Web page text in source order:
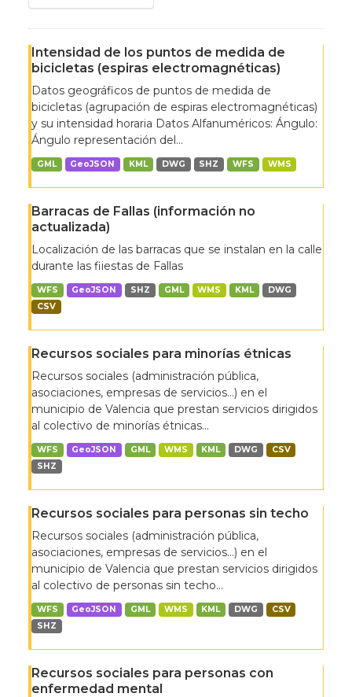
Intensidad de los puntos de medida de
bicicletas (espiras electromagnéticas)
Datos geográficos de puntos de medida de
bicicletas (agrupación de espiras electromagnéticas)
y su intensidad horaria Datos Alfanuméricos: Ángulo:
Ángulo representación del...
GML GeoJSON KML DWG SHZ WFS WMS
Barracas de Fallas (información no
actualizada)
Localización de las barracas que se instalan en la calle
durante las fiiestas de Fallas
WFS GeoJSON SHZ GML WMS KML
DWG
CSV
Recursos sociales para minorías étnicas
Recursos sociales (administración pública,
asociaciones, empresas de servicios…) en el
municipio de Valencia que prestan servicios dirigidos
al colectivo de minorías étnicas...
WFS GeoJSON GML WMS KML DWG
CSV
SHZ
Recursos sociales para personas sin techo
Recursos sociales (administración pública,
asociaciones, empresas de servicios…) en el
municipio de Valencia que prestan servicios dirigidos
al colectivo de personas sin techo...
WFS GeoJSON GML WMS KML DWG
CSV
SHZ
Recursos sociales para personas con
enfermedad mental